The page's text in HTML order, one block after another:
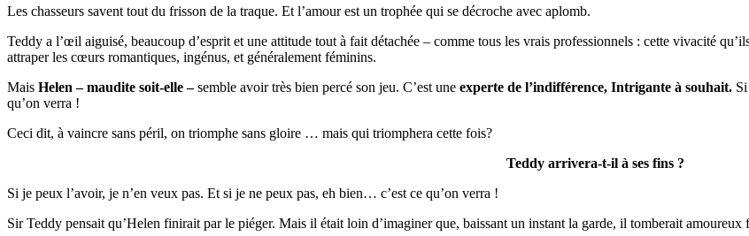
Les chasseurs savent tout du frisson de la traque. Et l’amour est un trophée qui se décroche avec aplomb.
Teddy a l’œil aiguisé, beaucoup d’esprit et une attitude tout à fait détachée – comme tous les vrais professionnels : cette vivacité
attraper les cœurs romantiques, ingénus, et généralement féminins.
Mais Helen – maudite soit-elle –semble avoir très bien percé son jeu. C’est une experte de l’indifférence, Intrigante à souhait.
qu’on verra !
Ceci dit, à vaincre sans péril, on triomphe sans gloire … mais qui triomphera cette fois?
Teddy arrivera-t-il à ses fins ?
Si je peux l’avoir, je n’en veux pas. Et si je ne peux pas, eh bien… c’est ce qu’on verra !
Sir Teddy pensait qu’Helen finirait par le piéger. Mais il était loin d’imaginer que, baissant un instant la garde, il tomberait